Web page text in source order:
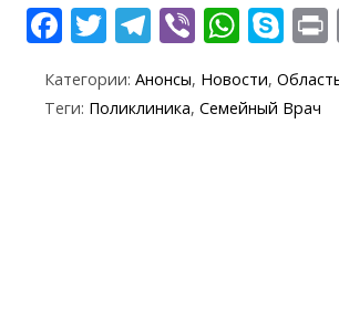
F
e
T
itt
T
e
Vi
er
W
at
S
k
y
p
Категории: Анонсы, Новости,
Теги: Поликлиника, Семейный Врач